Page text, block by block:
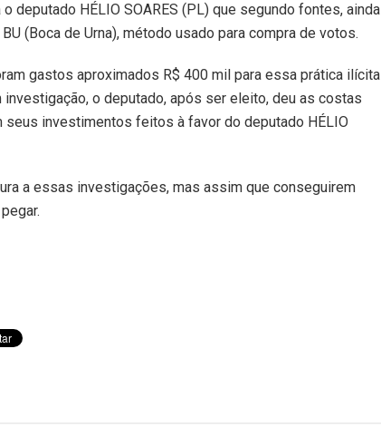
deputado HÉLIO SOARES (PL) que segundo fontes, ainda
(Boca de Urna), método usado para compra de votos.
gastos aproximados R$ 400 mil para essa prática ilícita
investigação, o deputado, após ser eleito, deu as costas
investimentos feitos à favor do deputado HÉLIO
a essas investigações, mas assim que conseguirem